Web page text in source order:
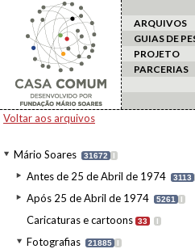
ARQUIVOS
GUIAS DE
PROJETO
PARCERIAS
Voltar aos arquivos
Mário Soares 31672 I
Antes de 25 de Abril de 1974 3113
Após 25 de Abril de 1974 5261 I
Caricaturas e cartoons 33 I
Fotografias 21885 I